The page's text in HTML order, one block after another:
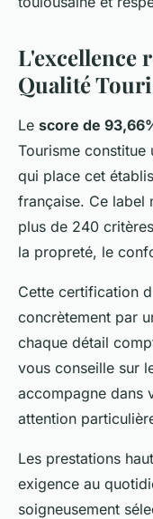
L'excellence
Qualité
Le score de
Tourisme constitue
qui place cet
française. Ce label
plus de 240
la propreté, le
Cette certification
concrètement par
chaque détail
vous conseille sur
accompagne dans
attention
Les prestations
exigence au
soigneusement